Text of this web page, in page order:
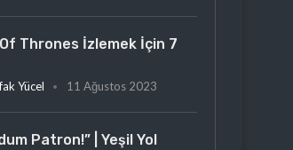
Thrones İzlemek İçin 7
Yücel 11 Ağustos 2023
Patron!” | Yeşil Yol